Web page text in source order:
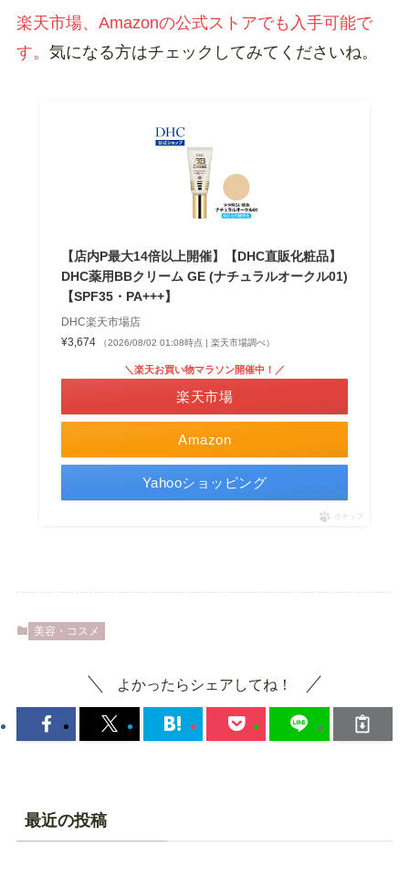
楽天市場、Amazonの公式ストアでも入手可能で
す。 気になる方はチェックしてみてくださいね。
【店内P最大14倍以上開催】【DHC直販化粧品】
DHC薬用BBクリーム GE (ナチュラルオークル01)
【SPF35・PA+++】
DHC楽天市場店
¥3,674
（2026/08/02 01:08時点 | 楽天市場調べ）
Amazon
＼楽天お買い物マラソン開催中！／
楽天市場
Yahooショッピング
ポチップ
美容・コスメ
よかったらシェアしてね！
最近の投稿